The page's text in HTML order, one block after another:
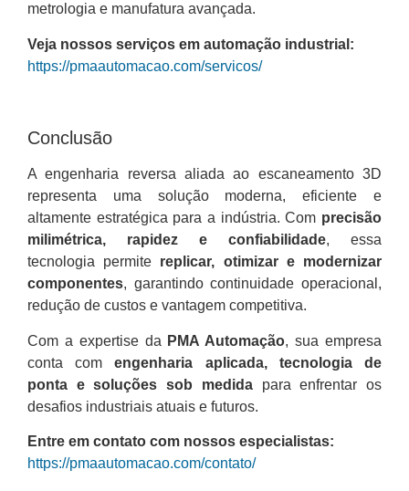
metrologia e manufatura avançada.
Veja nossos serviços em automação industrial:
https://pmaautomacao.com/servicos/
Conclusão
A engenharia reversa aliada ao escaneamento 3D
representa uma solução moderna, eficiente e
altamente estratégica para a indústria. Com precisão
milimétrica, rapidez e confiabilidade, essa
tecnologia permite replicar, otimizar e modernizar
componentes, garantindo continuidade operacional,
redução de custos e vantagem competitiva.
Com a expertise da PMA Automação, sua empresa
conta comengenharia aplicada, tecnologia de
ponta e soluções sob medidapara enfrentar os
desafios industriais atuais e futuros.
Entre em contato com nossos especialistas:
https://pmaautomacao.com/contato/